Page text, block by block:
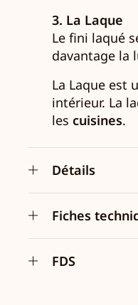
3. La Laque
Le fini laqué
davantage la
La Laque est
intérieur. La
les cuisines.
Détails
Fiches
FDS